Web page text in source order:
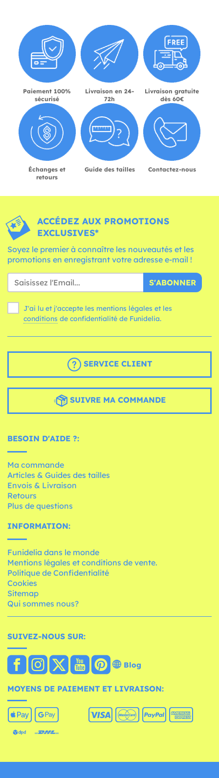
Paiement 100%
sécurisé
Livraison en 24-
72h
Livraison gratuite
dès 60€
Échanges et
retours
Guide des tailles Contactez-nous
ACCÉDEZ AUX PROMOTIONS
EXCLUSIVES*
Soyez le premier à connaître les nouveautés et les
promotions en enregistrant votre adresse e-mail !
S'ABONNER
J'ai lu et j'accepte les mentions légales et les
conditions de confidentialité de Funidelia.
SERVICE CLIENT
SUIVRE MA COMMANDE
BESOIN D'AIDE ?:
Ma commande
Articles & Guides des tailles
Envois & Livraison
Retours
Plus de questions
INFORMATION:
Funidelia dans le monde
Mentions légales et conditions de vente.
Politique de Confidentialité
Cookies
Sitemap
Qui sommes nous?
SUIVEZ-NOUS SUR:
Blog
MOYENS DE PAIEMENT ET LIVRAISON: